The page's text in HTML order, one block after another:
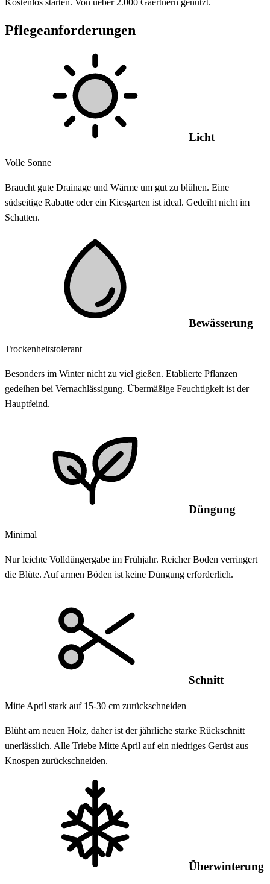
Kostenlos starten. Von ueber 2.000 Gaertnern genutzt.
Pflegeanforderungen
Licht
Volle Sonne
Braucht gute Drainage und Wärme um gut zu blühen. Eine
südseitige Rabatte oder ein Kiesgarten ist ideal. Gedeiht nicht im
Schatten.
Bewässerung
Trockenheitstolerant
Besonders im Winter nicht zu viel gießen. Etablierte Pflanzen
gedeihen bei Vernachlässigung. Übermäßige Feuchtigkeit ist der
Hauptfeind.
Düngung
Minimal
Nur leichte Volldüngergabe im Frühjahr. Reicher Boden verringert
die Blüte. Auf armen Böden ist keine Düngung erforderlich.
Schnitt
Mitte April stark auf 15-30 cm zurückschneiden
Blüht am neuen Holz, daher ist der jährliche starke Rückschnitt
unerlässlich. Alle Triebe Mitte April auf ein niedriges Gerüst aus
Knospen zurückschneiden.
Überwinterung